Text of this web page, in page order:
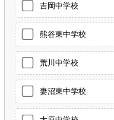
吉岡中学校
熊谷東中学校
荒川中学校
妻沼東中学校